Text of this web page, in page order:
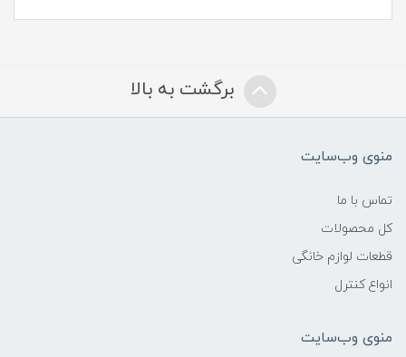
برگشت به بالا
منوی وب‌سایت
تماس با ما
کل محصولات
قطعات لوازم خانگی
انواع کنترل
منوی وب‌سایت